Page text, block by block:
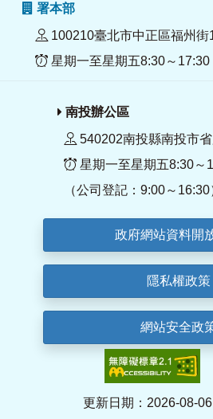
署本部
100210臺北市中正區福州街
星期一至星期五8:30～17:30
南投辦公區
540202南投縣南投市
星期一至星期五8:30～
（公司登記：9:00～
政府網站資料開
隱私權政策
網站安全政
更新日期：2026-08-